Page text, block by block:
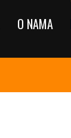
O NAMA